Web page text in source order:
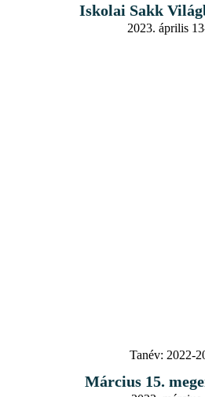
Iskolai Sakk
2023. április
Tanév: 2022-
Március 15.